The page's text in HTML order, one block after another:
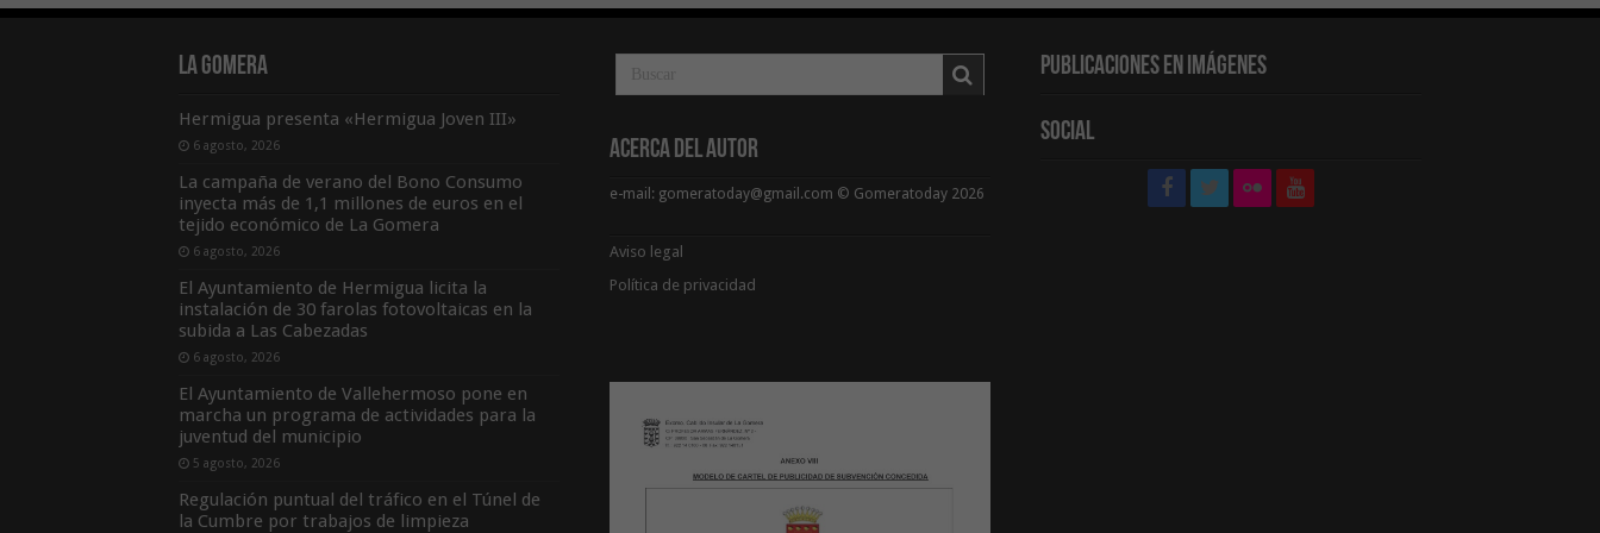
La Gomera
Hermigua presenta «Hermigua Joven III»
6 agosto, 2026
La campaña de verano del Bono Consumo
inyecta más de 1,1 millones de euros en el
tejido económico de La Gomera
6 agosto, 2026
El Ayuntamiento de Hermigua licita la
instalación de 30 farolas fotovoltaicas en la
subida a Las Cabezadas
6 agosto, 2026
El Ayuntamiento de Vallehermoso pone en
marcha un programa de actividades para la
juventud del municipio
5 agosto, 2026
Regulación puntual del tráfico en el Túnel de
la Cumbre por trabajos de limpieza
Acerca del Autor
e-mail: gomeratoday@gmail.com © Gomeratoday 2026
Aviso legal
Política de privacidad
Publicaciones en Imágenes
Social